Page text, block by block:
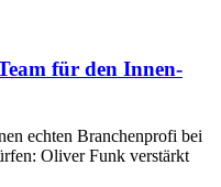
für den Innen-
echten Branchenprofi bei
Oliver Funk verstärkt